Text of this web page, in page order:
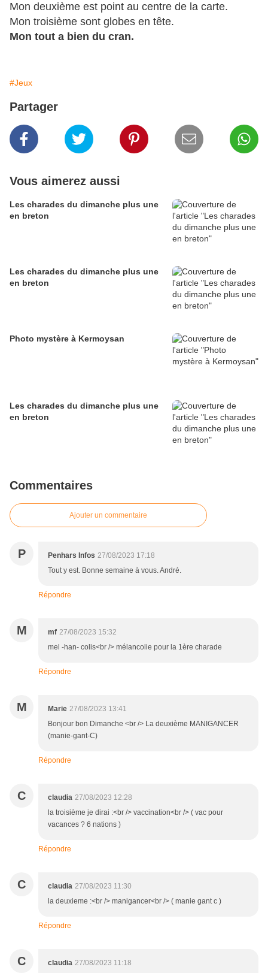
Mon deuxième est point au centre de la carte.
Mon troisième sont globes en tête.
Mon tout a bien du cran.
#Jeux
Partager
Vous aimerez aussi
Les charades du dimanche plus une
en breton
Les charades du dimanche plus une
en breton
Photo mystère à Kermoysan
Les charades du dimanche plus une
en breton
Commentaires
Ajouter un commentaire
P Penhars Infos 27/08/2023 17:18
Tout y est. Bonne semaine à vous. André.
Répondre
M mf 27/08/2023 15:32
mel -han- colis<br /> mélancolie pour la 1ère charade
Répondre
M Marie 27/08/2023 13:41
Bonjour bon Dimanche <br /> La deuxième MANIGANCER
(manie-gant-C)
Répondre
C claudia 27/08/2023 12:28
la troisième je dirai :<br /> vaccination<br /> ( vac pour
vacances ? 6 nations )
Répondre
C claudia 27/08/2023 11:30
la deuxieme :<br /> manigancer<br /> ( manie gant c )
Répondre
C claudia 27/08/2023 11:18